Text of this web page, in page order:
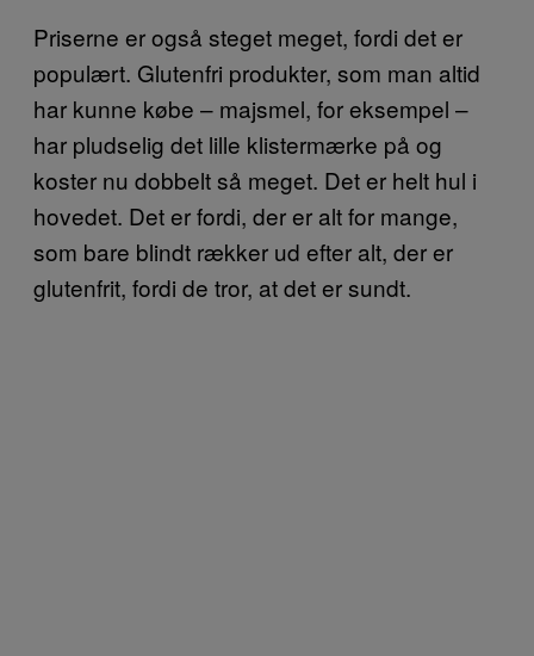
Priserne er også steget meget, fordi det er
populært. Glutenfri produkter, som man altid
har kunne købe – majsmel, for eksempel –
har pludselig det lille klistermærke på og
koster nu dobbelt så meget. Det er helt hul i
hovedet. Det er fordi, der er alt for mange,
som bare blindt rækker ud efter alt, der er
glutenfrit, fordi de tror, at det er sundt.